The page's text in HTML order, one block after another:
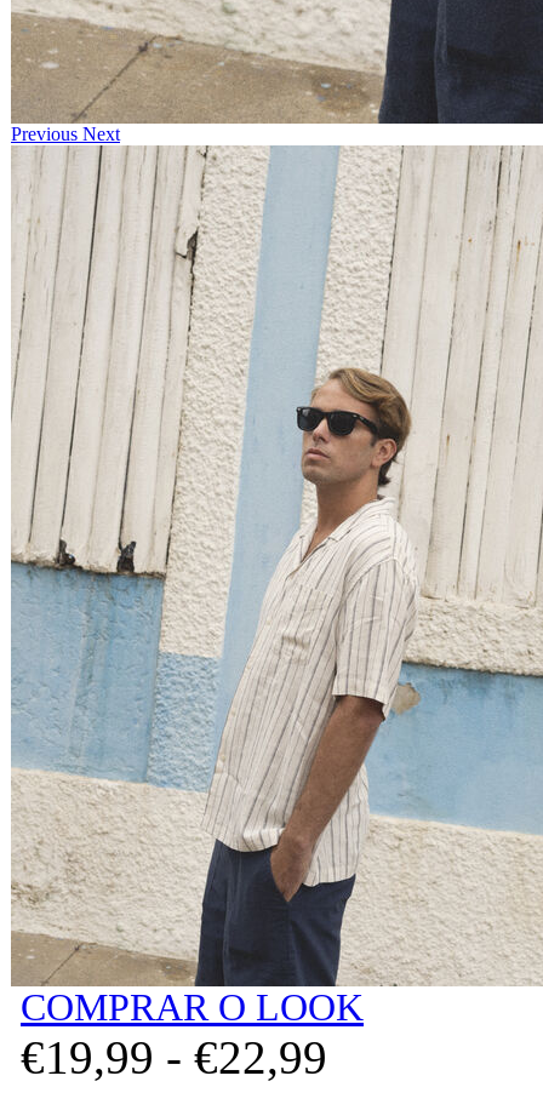
Previous Next
COMPRAR O LOOK
€19,99 - €22,99